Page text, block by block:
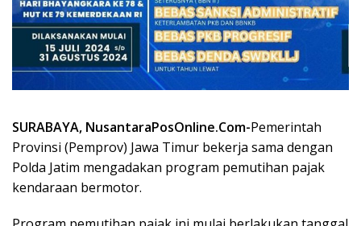
SURABAYA, NusantaraPosOnline.Com-Pemerintah
Provinsi (Pemprov) Jawa Timur bekerja sama dengan
Polda Jatim mengadakan program pemutihan pajak
kendaraan bermotor.